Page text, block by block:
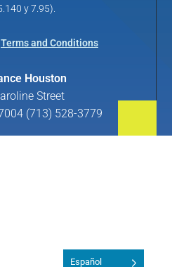
y 7.95).
Terms and Conditions
Houston
Street
(713) 528-3779
Español